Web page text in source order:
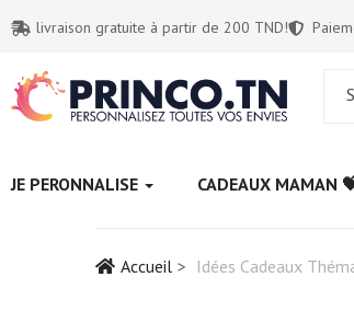
livraison gratuite à partir de 200 TND!
JE PERONNALISE CADEAUX MAMAN
Accueil Idées Cadeaux